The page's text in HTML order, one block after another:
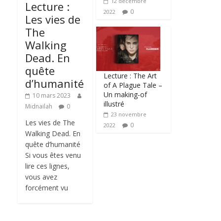
Lecture :
Les vies de
The
Walking
Dead. En
quête
d’humanité
10 mars 2023
Midnailah
0
Les vies de The
Walking Dead. En
quête d’humanité
Si vous êtes venu
lire ces lignes,
vous avez
forcément vu
2022
0
Lecture : The Art
of A Plague Tale –
Un making-of
illustré
23 novembre
2022
0